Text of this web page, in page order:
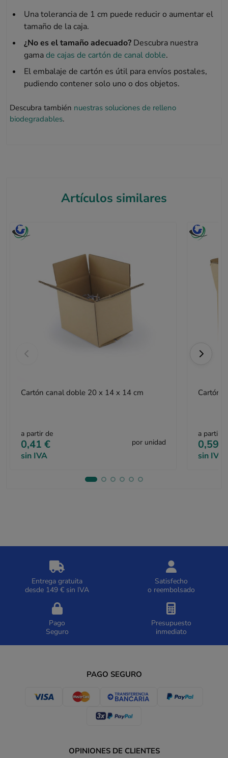
Una tolerancia de 1 cm puede reducir o aumentar el
tamaño de la caja.
¿No es el tamaño adecuado?Descubra nuestra
gamade cajas de cartón de canal doble.
El embalaje de cartón es útil para envíos postales,
pudiendo contener solo uno o dos objetos.
Descubra también nuestras soluciones de relleno
biodegradables.
Artículos similares
Cartón canal doble 20 x 14 x 14 cm
a partir de
0,41 €
sin IVA
por unidad
Cartón
a partir
0,59 €
sin IVA
Entrega gratuita
desde 149 € sin IVA
Satisfecho
o reembolsado
Pago
Seguro
Presupuesto
inmediato
PAGO SEGURO
OPINIONES DE CLIENTES